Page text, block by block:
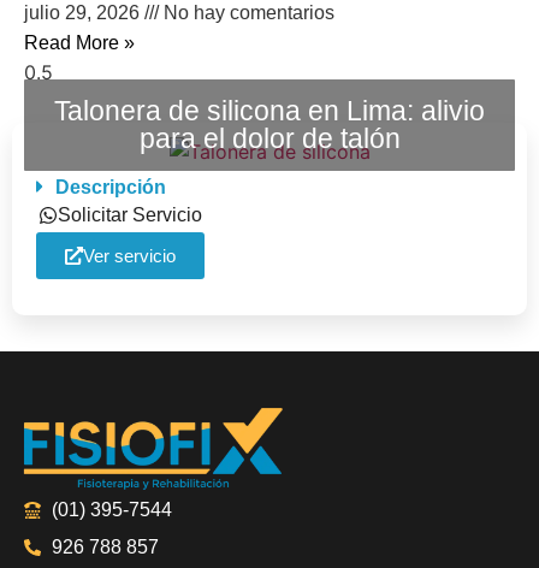
julio 29, 2026
No hay comentarios
Read More »
Talonera de silicona en Lima: alivio
para el dolor de talón
Descripción
Solicitar Servicio
Ver servicio
(01) 395-7544
926 788 857